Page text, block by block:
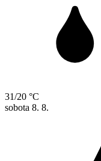
31/20 °C
sobota 8. 8.